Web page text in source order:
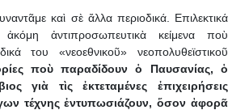
καὶ σὲ ἄλλα περιοδικά. Επιλεκτικά
ἀντιπροσωπευτικὰ κείμενα ποὺ
του «νεοεθνικοῦ» νεοπολυθεϊστικοῦ
ποὺ παραδίδουν ὁ Παυσανίας, ὁ
γιὰ τὶς ἐκτεταμένες ἐπιχειρήσεις
τέχνης ἐντυπωσιάζουν, ὅσον ἀφορᾶ